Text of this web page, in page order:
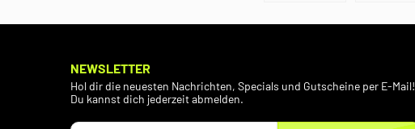
NEWSLETTER
Hol dir die neuesten Nachrichten, Specials und Gutscheine per E-Mail!
Du kannst dich jederzeit abmelden.